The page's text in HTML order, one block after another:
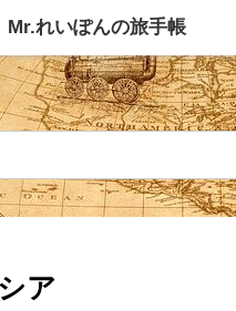
ップ お問い合
ア
Mr.れいぽんの旅手帳